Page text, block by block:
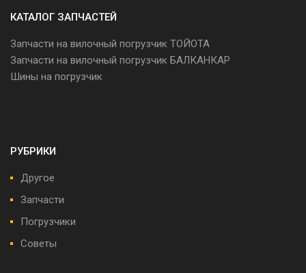
КАТАЛОГ ЗАПЧАСТЕЙ
Запчасти на вилочный погрузчик ТОЙОТА
Запчасти на вилочный погрузчик БАЛКАНКАР
Шины на погрузчик
РУБРИКИ
Другое
Запчасти
Погрузчики
Советы